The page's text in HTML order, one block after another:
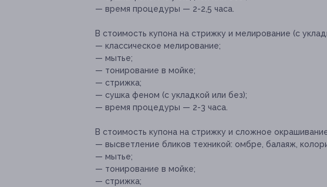
— время процедуры — 2-2,5 часа.
В стоимость купона на стрижку и мелирование (с
— классическое мелирование;
— мытье;
— тонирование в мойке;
— стрижка;
— сушка феном (с укладкой или без);
— время процедуры — 2-3 часа.
В стоимость купона на стрижку и сложное
— высветление бликов техникой: омбре, балаяж,
— мытье;
— тонирование в мойке;
— стрижка;